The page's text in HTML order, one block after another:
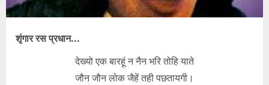
शृंगार रस प्रधान…
देख्यो एक बारहूं न नैन भरि तोहि याते
जौन जौन लोक जैहें तही पछतायगी।